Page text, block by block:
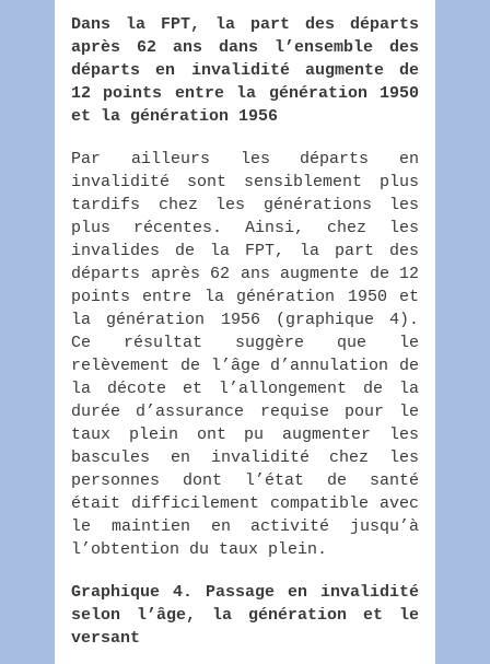
Dans la FPT, la part des départs
après 62 ans dans l’ensemble des
départs en invalidité augmente de
12 points entre la génération 1950
et la génération 1956
Par ailleurs les départs en
invalidité sont sensiblement plus
tardifs chez les générations les
plus récentes. Ainsi, chez les
invalides de la FPT, la part des
départs après 62 ans augmente de 12
points entre la génération 1950 et
la génération 1956 (graphique 4).
Ce résultat suggère que le
relèvement de l’âge d’annulation de
la décote et l’allongement de la
durée d’assurance requise pour le
taux plein ont pu augmenter les
bascules en invalidité chez les
personnes dont l’état de santé
était difficilement compatible avec
le maintien en activité jusqu’à
l’obtention du taux plein.
Graphique 4. Passage en invalidité
selon l’âge, la génération et le
versant